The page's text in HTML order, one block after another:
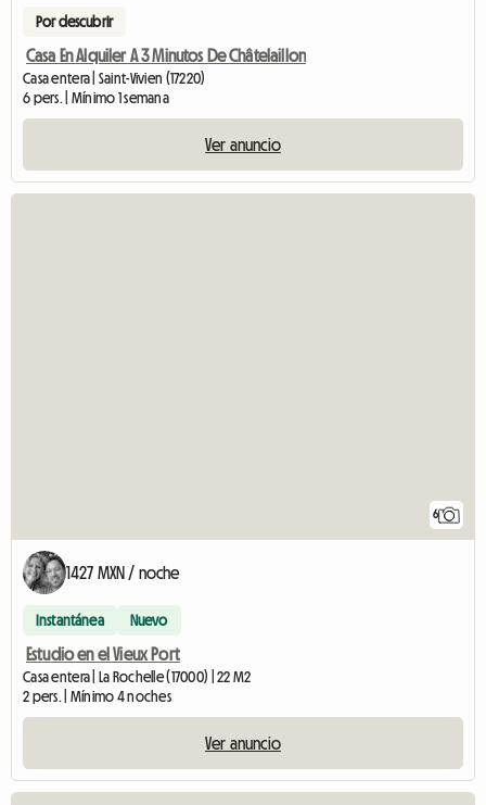
Por descubrir
Casa En Alquiler A 3 Minutos De Châtelaillon
Casa entera | Saint-Vivien (17220)
6 pers. | Mínimo 1 semana
Ver anuncio
6
1427 MXN / noche
Instantánea Nuevo
Estudio en el Vieux Port
Casa entera | La Rochelle (17000) | 22 M2
2 pers. | Mínimo 4 noches
Ver anuncio